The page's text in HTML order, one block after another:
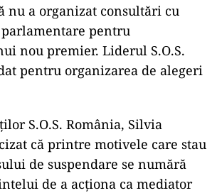
nu a organizat consultări cu
pentru
nou premier. Liderul S.O.S.
pentru organizarea de alegeri
S.O.S. România, Silvia
că printre motivele care stau
de suspendare se numără
de a acționa ca mediator